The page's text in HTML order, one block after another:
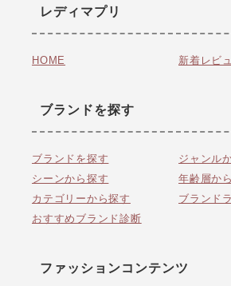
レディマプリ
HOME 新着レビ
ブランドを探す
ブランドを探す
ジャンル
シーンから探す
年齢層か
カテゴリーから探す
ブランド
おすすめブランド診断
ファッションコンテンツ